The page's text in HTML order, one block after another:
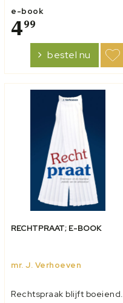
begrijpen. Waarom
gedraagt iemand zich zo?
Waarom wordt iemand
opeens boos of agressief?
Omgekeerd kan de
betreffende persoon zich
heel eenzaam en...
e-book
499
bestel nu
RECHTPRAAT; E-BOOK
mr. J. Verhoeven
Rechtspraak blijft boeiend.